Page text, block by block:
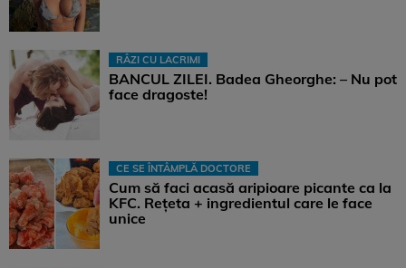
RÂZI CU LACRIMI
BANCUL ZILEI. Badea Gheorghe: – Nu pot
face dragoste!
CE SE ÎNTÂMPLĂ DOCTORE
Cum să faci acasă aripioare picante ca la
KFC. Rețeta + ingredientul care le face
unice